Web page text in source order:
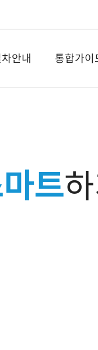
안내 통합가이
트